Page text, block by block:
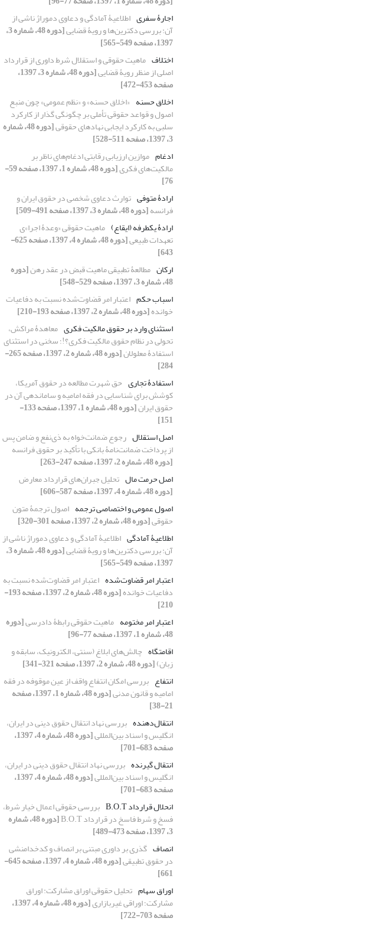
اجارۀ سفری اطلاعیۀ آمادگی و دعاوی دموراژ ناشی از
آن: بررسی دکترین‌ها و رویۀ قضایی [دوره 48، شماره 3،
1397، صفحه 549-565]
اختلاف ماهیت حقوقی و استقلال شرط داوری از قرارداد
اصلی از منظر رویۀ قضایی [دوره 48، شماره 3، 1397،
صفحه 453-472]
اخلاق حسنه «اخلاق حسنه» و «نظم عمومی» چون منبع
اصول و قواعد حقوقی تأملی بر چگونگی گذار از کارکرد
سلبی به کارکرد ایجابی نهادهای حقوقی [دوره 48، شماره
3، 1397، صفحه 511-528]
ادغام موازین ارزیابی رقابتی ادغام‌های ناظر بر
مالکیت‌های فکری [دوره 48، شماره 1، 1397، صفحه 59-
76]
ارادۀ متوفی توارث دعاوی شخصی در حقوق ایران و
فرانسه[دوره 48، شماره 3، 1397، صفحه 491-509]
ارادۀ یکطرفه (ایقاع) ماهیت حقوقی «وعدۀ اجرا»ی
تعهدات طبیعی [دوره 48، شماره 4، 1397، صفحه 625-
643]
ارکان مطالعۀ تطبیقی ماهیت قبض در عقد رهن[دوره
48، شماره 3، 1397، صفحه 529-548]
اسباب حکم اعتبار امر قضاوت‌شده نسبت به دفاعیات
خوانده[دوره 48، شماره 2، 1397، صفحه 193-210]
استثنای وارد بر حقوق مالکیت فکری معاهدۀ مراکش،
تحولی در نظام حقوق مالکیت فکری؟!؛ سخنی در استثنای
استفادۀ معلولان [دوره 48، شماره 2، 1397، صفحه 265-
284]
استفادۀ تجاری حق شهرت مطالعه در حقوق آمریکا،
کوشش برای شناسایی در فقه امامیه و ساماندهی آن در
حقوق ایران [دوره 48، شماره 1، 1397، صفحه 133-
151]
اصل استقلال رجوع ضمانت‌خواه به ذی‌نفع و ضامن پس
از پرداخت ضمانت‌نامۀ بانکی با تأکید بر حقوق فرانسه
[دوره 48، شماره 2، 1397، صفحه 247-263]
اصل حرمت مال تحلیل جبران‌های قرارداد معارض
[دوره 48، شماره 4، 1397، صفحه 587-606]
اصول عمومی و اختصاصی ترجمه اصول ترجمۀ متون
حقوقی[دوره 48، شماره 2، 1397، صفحه 301-320]
اطلاعیۀ آمادگی اطلاعیۀ آمادگی و دعاوی دموراژ ناشی از
آن: بررسی دکترین‌ها و رویۀ قضایی [دوره 48، شماره 3،
1397، صفحه 549-565]
اعتبار امر قضاوت‌شده اعتبار امر قضاوت‌شده نسبت به
دفاعیات خوانده [دوره 48، شماره 2، 1397، صفحه 193-
210]
اعتبار امر مختومه ماهیت حقوقی رابطۀ دادرسی[دوره
48، شماره 1، 1397، صفحه 77-96]
اقامتگاه چالش‌های ابلاغ (سنتی، الکترونیک، سابقه و
زبان)[دوره 48، شماره 2، 1397، صفحه 321-341]
انتفاع بررسی امکان انتفاع واقف از عین موقوفه در فقه
امامیه و قانون مدنی [دوره 48، شماره 1، 1397، صفحه
21-38]
انتقال‌دهنده بررسی نهاد انتقال حقوق دینی در ایران،
انگلیس و اسناد بین‌المللی [دوره 48، شماره 4، 1397،
صفحه 683-701]
انتقال گیرنده بررسی نهاد انتقال حقوق دینی در ایران،
انگلیس و اسناد بین‌المللی [دوره 48، شماره 4، 1397،
صفحه 683-701]
انحلال قرارداد B.O.T
بررسی حقوقی اعمال خیار شرط،
فسخ و شرط فاسخ در قرارداد B.O.T [دوره 48، شماره
3، 1397، صفحه 473-489]
انصاف گذری بر داوری مبتنی بر انصاف و کدخدامنشی
در حقوق تطبیقی [دوره 48، شماره 4، 1397، صفحه 645-
661]
اوراق سهام تحلیل حقوقی اوراق مشارکت: اوراق
مشارکت؛ اوراقی غیربازاری [دوره 48، شماره 4، 1397،
صفحه 703-722]